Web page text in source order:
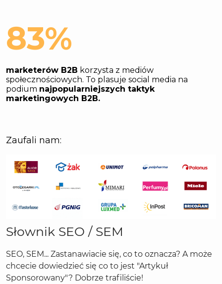
Słownik SEO / SEM
SEO, SEM... Zastanawiacie się, co to oznacza? A może
chcecie dowiedzieć się co to jest "Artykuł
Sponsorowany"? Dobrze trafiliście!